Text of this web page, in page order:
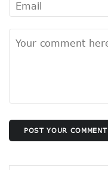
POST YOUR COMMENT